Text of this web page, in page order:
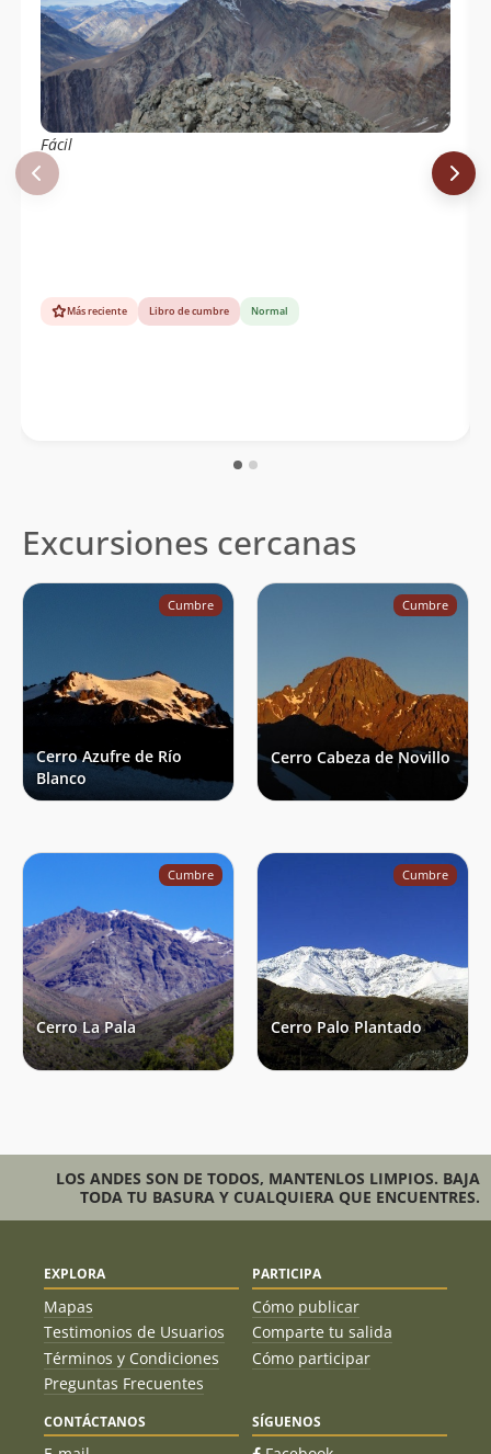
Fácil
Más reciente Libro de cumbre Normal
Excursiones cercanas
Cumbre
Cerro Azufre de Río
Blanco
Cumbre
Cerro Cabeza de Novillo
Cumbre
Cerro La Pala
Cumbre
Cerro Palo Plantado
LOS ANDES SON DE TODOS, MANTENLOS LIMPIOS. BAJA
TODA TU BASURA Y CUALQUIERA QUE ENCUENTRES.
EXPLORA
Mapas
Testimonios de Usuarios
Términos y Condiciones
Preguntas Frecuentes
PARTICIPA
Cómo publicar
Comparte tu salida
Cómo participar
CONTÁCTANOS SÍGUENOS